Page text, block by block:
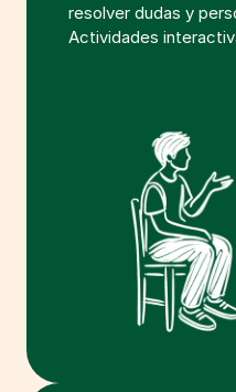
resolver dudas y
Actividades